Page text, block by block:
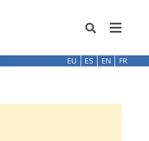
EU ES EN FR